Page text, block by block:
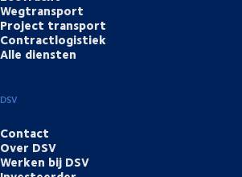
Wegtransport
Project transport
Contractlogistiek
Alle diensten
DSV
Contact
Over DSV
Werken bij DSV